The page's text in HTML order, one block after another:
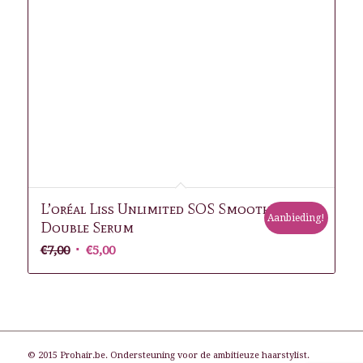
L’oréal Liss Unlimited SOS Smoothing
Double Serum
€7,00 Oorspronkelijke
€5,00Huidige
Aanbieding!
© 2015 Prohair.be. Ondersteuning voor de ambitieuze haarstylist.